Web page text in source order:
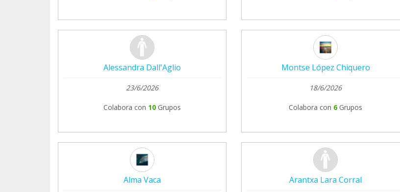
Alessandra Dall'Aglio
23/6/2026
Colabora con 10 Grupos
Montse López Chiquero
18/6/2026
Colabora con 6 Grupos
Alma Vaca Arantxa Lara Corral